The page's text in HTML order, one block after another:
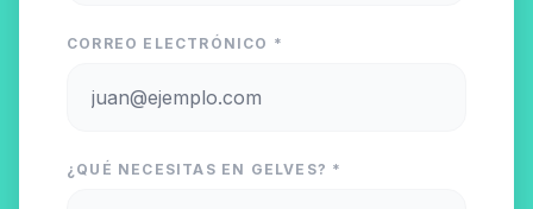
CORREO ELECTRÓNICO *
¿QUÉ NECESITAS EN GELVES? *